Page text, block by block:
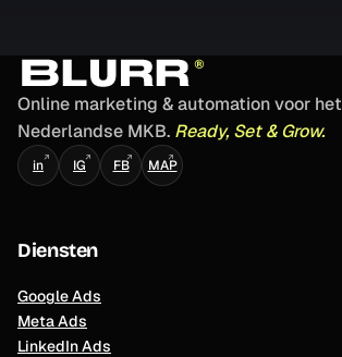
Online marketing & automation voor het
Nederlandse MKB. Ready, Set & Grow.
in↗ IG↗ FB↗ MAP
↗
Diensten
Google Ads
Meta Ads
LinkedIn Ads